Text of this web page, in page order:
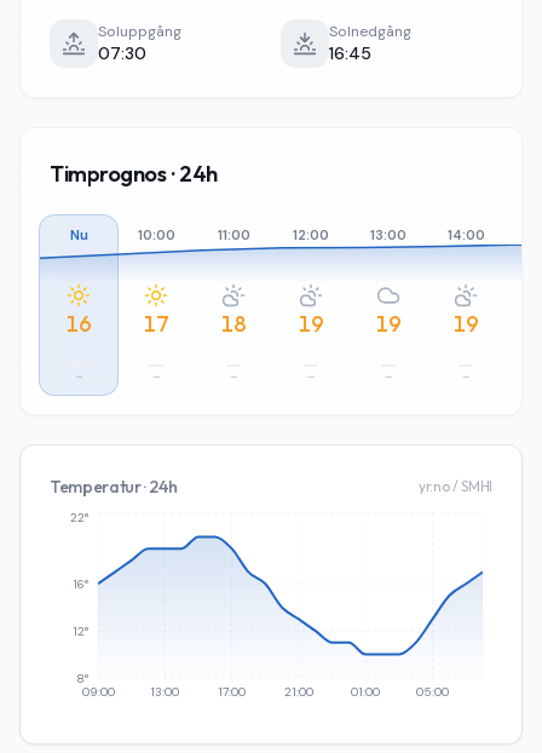
Soluppgång
07:30
Solnedgång
16:45
Timprognos · 24h
Nu
16
–
10:00
17
–
11:00
18
–
12:00
19
–
13:00
19
–
14:00
19
–
Temperatur · 24h yr.no / SMHI
09:00 13:00 17:00 21:00 01:00 05:00
8°
12°
16°
22°